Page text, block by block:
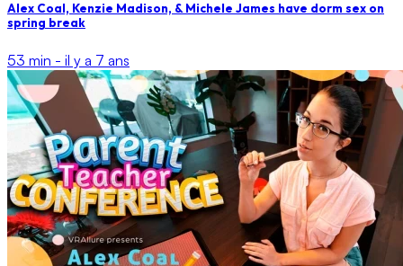
Alex Coal, Kenzie Madison, & Michele James have dorm sex on
spring break
53 min - il y a 7 ans